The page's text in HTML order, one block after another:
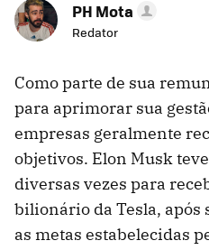
PH Mota
Redator
Como parte de sua
para aprimorar sua
empresas geralmente
objetivos. Elon Musk
diversas vezes para
bilionário da Tesla, após
as metas estabelecidas